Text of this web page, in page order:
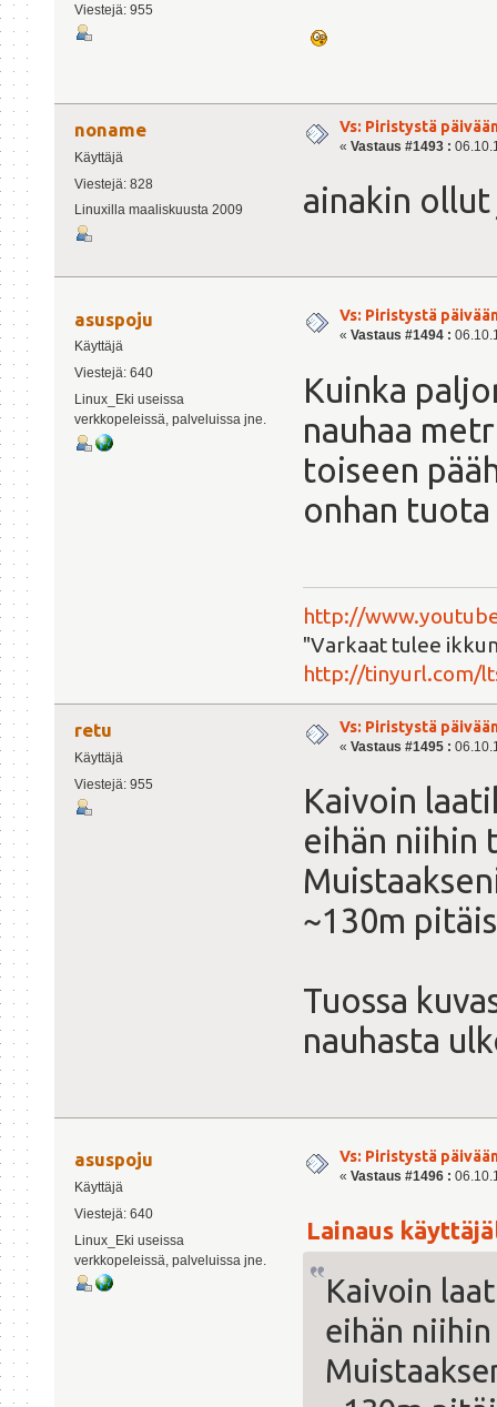
Viestejä: 955
noname
Käyttäjä
Viestejä: 828
Linuxilla maaliskuusta 2009
Vs: Piristystä
« Vastaus #1493 :
ainakin
asuspoju
Käyttäjä
Viestejä: 640
Linux_Eki useissa
verkkopeleissä, palveluissa jne.
Vs: Piristystä
« Vastaus #1494 :
Kuinka
nauhaa
toiseen
onhan
http://
"Varkaat tulee
http://tinyurl.com/
retu
Käyttäjä
Viestejä: 955
Vs: Piristystä
« Vastaus #1495 :
Kaivoin
eihän niihin
~130m
Tuossa
nauhasta
asuspoju
Käyttäjä
Viestejä: 640
Linux_Eki useissa
verkkopeleissä, palveluissa jne.
Vs: Piristystä
« Vastaus #1496 :
Lainaus
Kaivoin
eihän